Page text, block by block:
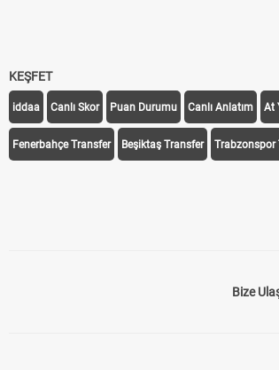
KEŞFET
iddaa Canlı Skor Puan Durumu Canlı Anlatım At
Fenerbahçe Transfer Beşiktaş Transfer Trabzonspor
Bize